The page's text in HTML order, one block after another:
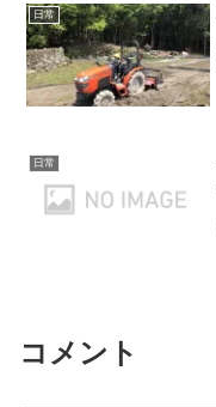
日常
日常
コメント